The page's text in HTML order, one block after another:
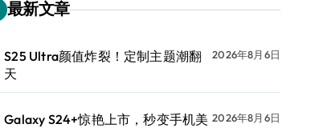
最新文章
S25 Ultra颜值炸裂！定制主题潮翻
天
2026年8月6日
Galaxy S24+惊艳上市，秒变手机美 2026年8月6日